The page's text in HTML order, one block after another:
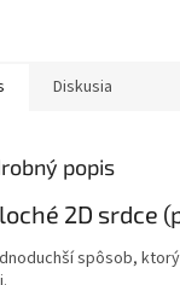
Diskusia
popis
2D srdce
spôsob,